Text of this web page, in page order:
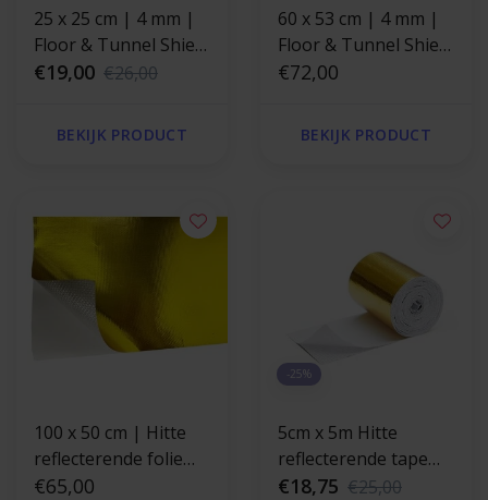
25 x 25 cm | 4 mm |
Floor & Tunnel Shield
II™ zelfklevend |
€19,00 €26,00
BEKIJK PRODUCT
60 x 53 cm | 4 mm |
Floor & Tunnel Shield
II™ zelfklevend |
aluminium laag
€72,00
BEKIJK PRODUCT
100 x 50 cm | Hitte
reflecterende folie
goud 400 °C
€65,00
-25%
5cm x 5m Hitte
reflecterende tape
goud 400 °C
€18,75 €25,00